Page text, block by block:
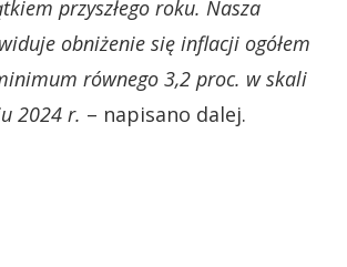
przyszłego roku. Nasza
obniżenie się inflacji ogółem
równego 3,2 proc. w skali
2024 r. – napisano dalej.